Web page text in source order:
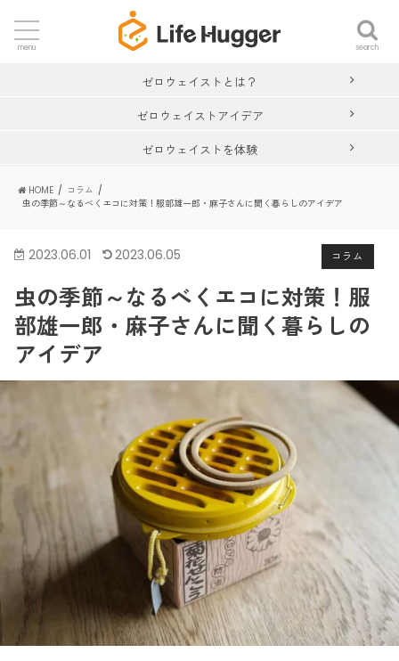
search
menu
ゼロウェイストとは？
ゼロウェイストアイデア
ゼロウェイストを体験
HOME
コラム
虫の季節～なるべくエコに対策！服部雄一郎・麻子さんに聞く暮らしのアイデア
コラム
2023.06.01 2023.06.05
虫の季節～なるべくエコに対策！服
部雄一郎・麻子さんに聞く暮らしの
アイデア